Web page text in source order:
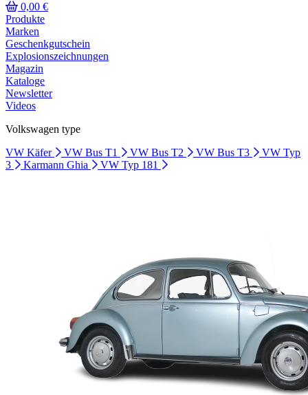
0,00 €
Produkte
Marken
Geschenkgutschein
Explosionszeichnungen
Magazin
Kataloge
Newsletter
Videos
Volkswagen type
VW Käfer
VW Bus T1 VW Bus T2 VW Bus T3
VW Typ
3
Karmann Ghia VW Typ 181